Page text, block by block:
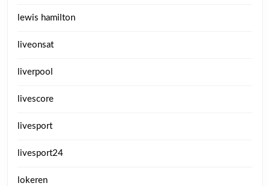
lewis hamilton
liveonsat
liverpool
livescore
livesport
livesport24
lokeren